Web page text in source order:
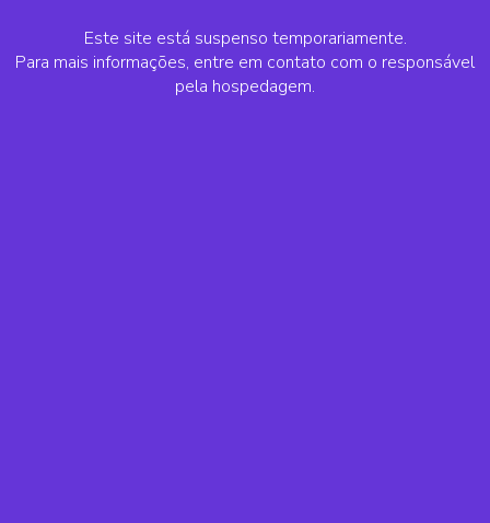
Este site está suspenso temporariamente.
Para mais informações, entre em contato com o responsável
pela hospedagem.